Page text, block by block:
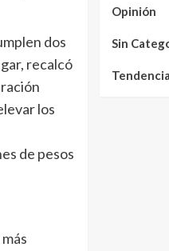
dos
recalcó
los
de pesos
Opinión
Sin